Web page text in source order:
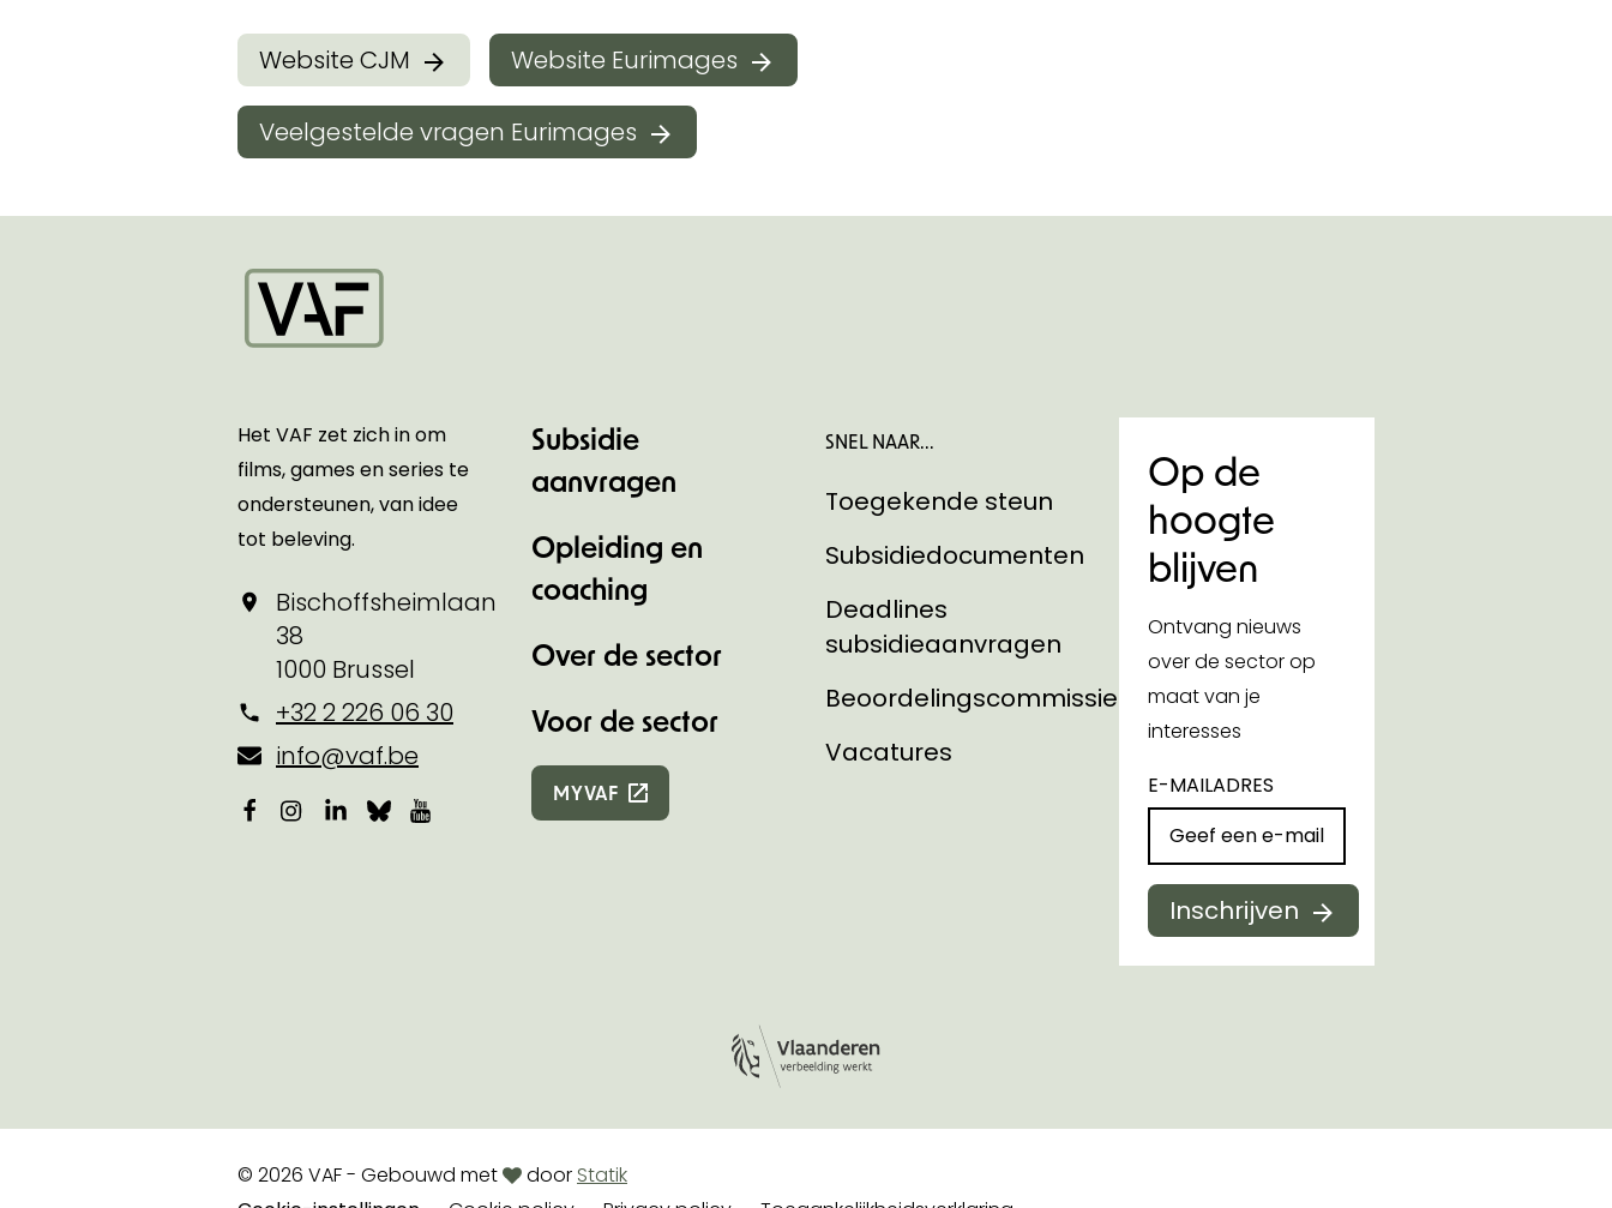
Website CJM Website Eurimages
Veelgestelde vragen Eurimages
Het VAF zet zich in om
films, games en series te
ondersteunen, van idee
tot beleving.
Bischoffsheimlaan
38
1000 Brussel
+32 2 226 06 30
info@vaf.be
Facebook
Instagram
LinkedIn
BlueskyYouTube
Subsidie
aanvragen
Opleiding en
coaching
Over de sector
Voor de sector
MYVAF
SNEL NAAR...
Toegekende steun
Subsidiedocumenten
Deadlines
subsidieaanvragen
Beoordelingscommissies
Vacatures
Op de
hoogte
blijven
Ontvang nieuws
over de sector op
maat van je
interesses
E-MAILADRES
Inschrijven
© 2026 VAF - Gebouwd metlovedoor Statik